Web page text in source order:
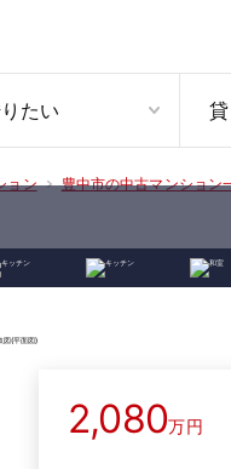
たい
ョン 豊中市の中古マンション
2,080万円